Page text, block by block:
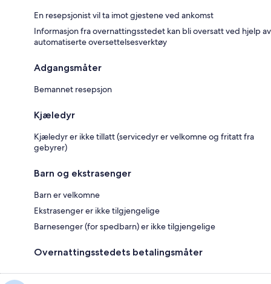
En resepsjonist vil ta imot gjestene ved ankomst
Informasjon fra overnattingsstedet kan bli oversatt ved hjelp av
automatiserte oversettelsesverktøy
Adgangsmåter
Bemannet resepsjon
Kjæledyr
Kjæledyr er ikke tillatt (servicedyr er velkomne og fritatt fra
gebyrer)
Barn og ekstrasenger
Barn er velkomne
Ekstrasenger er ikke tilgjengelige
Barnesenger (for spedbarn) er ikke tilgjengelige
Overnattingsstedets betalingsmåter